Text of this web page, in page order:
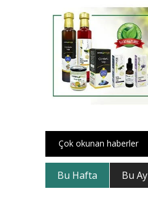
Çok okunan haberler
Bu Hafta Bu Ay